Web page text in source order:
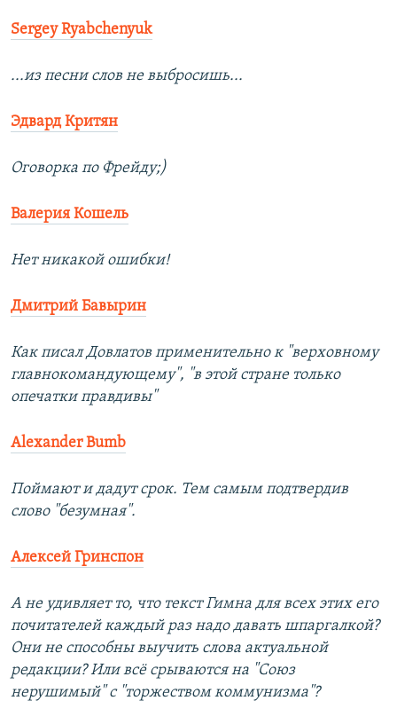
Sergey Ryabchenyuk
...из песни слов не выбросишь...
Эдвард Критян
Оговорка по Фрейду;)
Валерия Кошель
Нет никакой ошибки!
Дмитрий Бавырин
Как писал Довлатов применительно к "верховному
главнокомандующему", "в этой стране только
опечатки правдивы"
Alexander Bumb
Поймают и дадут срок. Тем самым подтвердив
слово "безумная".
Алексей Гринспон
А не удивляет то, что текст Гимна для всех этих его
почитателей каждый раз надо давать шпаргалкой?
Они не способны выучить слова актуальной
редакции? Или всё срываются на "Союз
нерушимый" с "торжеством коммунизма"?